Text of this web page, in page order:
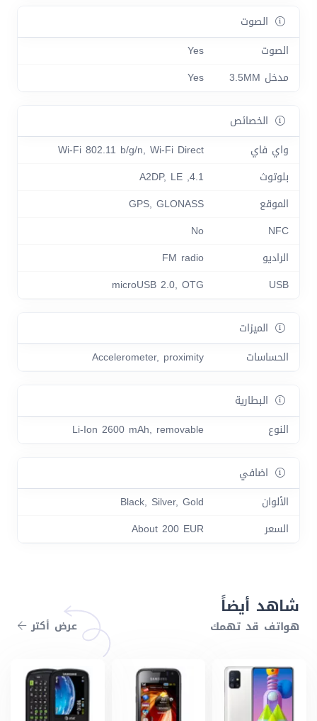
الصوت
الصوت
Yes
مدخل 3.5MM
Yes
الخصائص
واي فاي
Wi-Fi 802.11 b/g/n, Wi-Fi Direct
بلوتوث
4.1, A2DP, LE
الموقع
GPS, GLONASS
NFC
No
الراديو
FM radio
USB
microUSB 2.0, OTG
الميزات
الحساسات
Accelerometer, proximity
البطارية
النوع
Li-Ion 2600 mAh, removable
اضافي
الألوان
Black, Silver, Gold
السعر
About 200 EUR
شاهد أيضاً
هواتف قد تهمك عرض أكتر